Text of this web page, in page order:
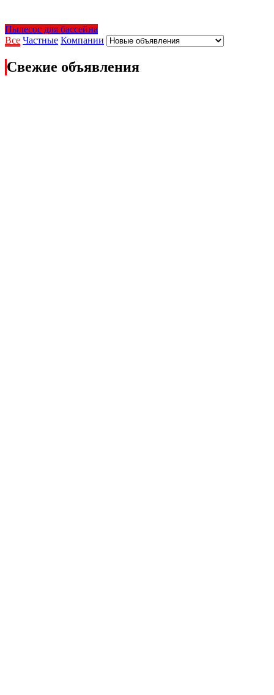
Пылесос для бассейна
Все Частные Компании
Свежие объявления